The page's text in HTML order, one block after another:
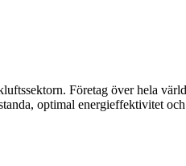
Företag över hela
optimal energieffektivitet